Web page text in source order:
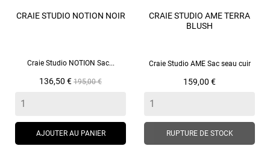
CRAIE STUDIO NOTION NOIR
Craie Studio NOTION Sac...
Prix
136,50 €Prix
195,00 €
AJOUTER AU PANIER
CRAIE STUDIO AME TERRA
BLUSH
Craie Studio AME Sac seau cuir
Prix
159,00 €
RUPTURE DE STOCK